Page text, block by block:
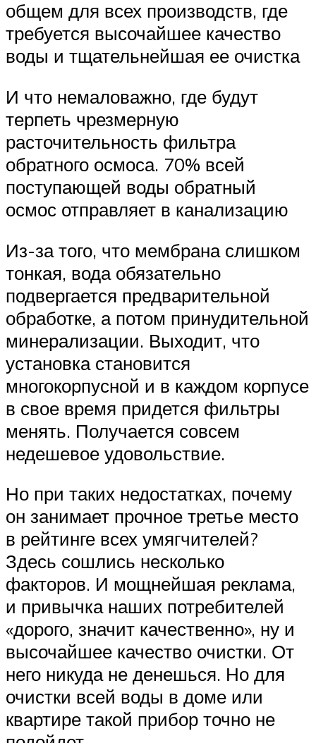
общем для всех производств, где
требуется высочайшее качество
воды и тщательнейшая ее очистка
И что немаловажно, где будут
терпеть чрезмерную
расточительность фильтра
обратного осмоса. 70% всей
поступающей воды обратный
осмос отправляет в канализацию
Из-за того, что мембрана слишком
тонкая, вода обязательно
подвергается предварительной
обработке, а потом принудительной
минерализации. Выходит, что
установка становится
многокорпусной и в каждом корпусе
в свое время придется фильтры
менять. Получается совсем
недешевое удовольствие.
Но при таких недостатках, почему
он занимает прочное третье место
в рейтинге всех умягчителей?
Здесь сошлись несколько
факторов. И мощнейшая реклама,
и привычка наших потребителей
«дорого, значит качественно», ну и
высочайшее качество очистки. От
него никуда не денешься. Но для
очистки всей воды в доме или
квартире такой прибор точно не